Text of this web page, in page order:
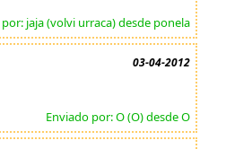
jaja (volvi urraca) desde ponela
03-04-2012
Enviado por: O (O) desde O